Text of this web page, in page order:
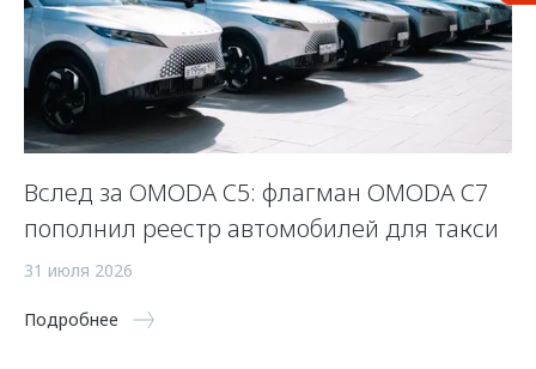
Вслед за OMODA C5: флагман OMODA C7
пополнил реестр автомобилей для такси
31 июля 2026
Подробнее